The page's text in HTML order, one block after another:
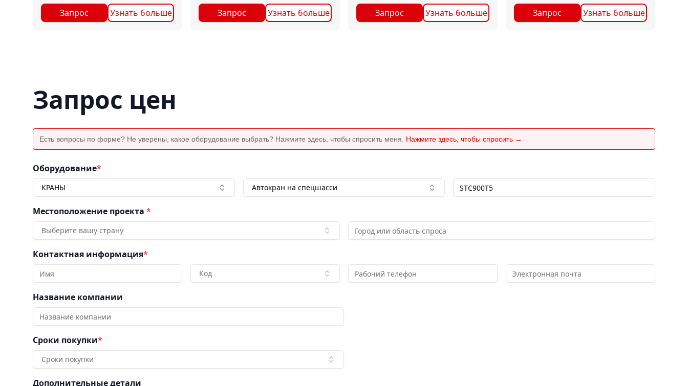
Запрос Узнать больше Запрос Узнать больше Запрос Узнать больше Запрос Узнать больше
Запрос цен
Есть вопросы по форме? Не уверены, какое оборудование выбрать? Нажмите здесь, чтобы спросить меня. Нажмите здесь, чтобы спросить →
Оборудование*
КРАНЫ Автокран на спецшасси
Местоположение проекта *
Выберите вашу страну
Контактная информация*
Код
Название компании
Сроки покупки*
Сроки покупки
Дополнительные детали